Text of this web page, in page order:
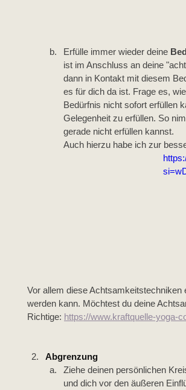
Erfülle immer wieder deine
ist im Anschluss an deine
dann in Kontakt mit diesem
es für dich da ist. Frage es,
Bedürfnis nicht sofort erfüllen
Gelegenheit zu erfüllen. So
gerade nicht erfüllen kannst.
Auch hierzu habe ich zur
Vor allem diese
werden kann. Möchtest du deine
Richtige: https://www.kraftquelle-yoga-
Abgrenzung
Ziehe deinen persönlichen
und dich vor den äußeren